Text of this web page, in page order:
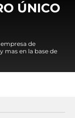
ÚNICO
de
mas en la base de